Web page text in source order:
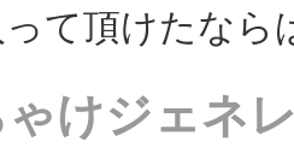
て頂けたな
けジェネ